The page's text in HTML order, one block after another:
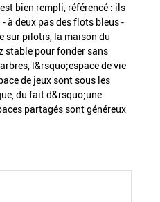
bien rempli, référencé : ils
à deux pas des flots bleus -
sur pilotis, la maison du
stable pour fonder sans
l&rsquo;espace de vie
de jeux sont sous les
du fait d&rsquo;une
partagés sont généreux